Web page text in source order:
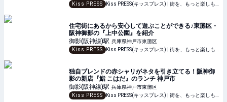
Kiss PRESS
住宅街にあるから安心して遊ぶことができる♪東灘区・
阪神御影の『上中公園』を紹介
御影(阪神線)駅 兵庫県神戸市東灘区
Kiss PRESS
独自ブレンドの赤シャリがネタを引き立てる！阪神御
影の新店『鮨 こはだ』のランチ 神戸市
御影(阪神線)駅 兵庫県神戸市東灘区
Kiss PRESS